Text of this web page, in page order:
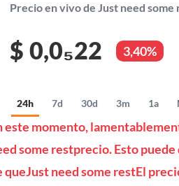
Precio en vivo de Just need some
$ 0,0₅22 3,40%
24h 7d 30d 3m 1a
este momento,
some restprecio. Esto
queJust need some restEl